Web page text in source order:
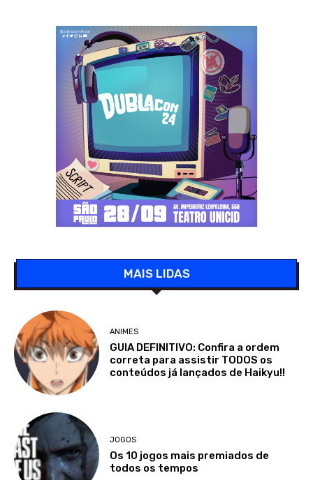
MAIS LIDAS
ANIMES
GUIA DEFINITIVO: Confira a ordem
correta para assistir TODOS os
conteúdos já lançados de Haikyu!!
JOGOS
Os 10 jogos mais premiados de
todos os tempos